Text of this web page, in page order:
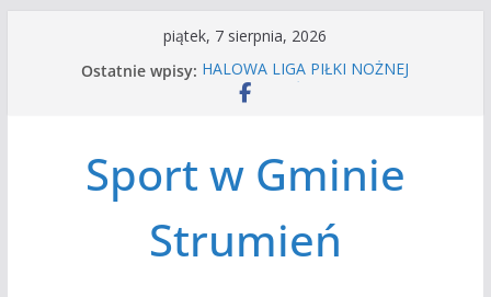
piątek, 7 sierpnia, 2026
Ostatnie wpisy: HALOWA LIGA PIŁKI NOŻNEJ
LATO W MIEŚCIE’2026
Czwórbój lekkoatletyczny
Sport w Gminie
Strumień